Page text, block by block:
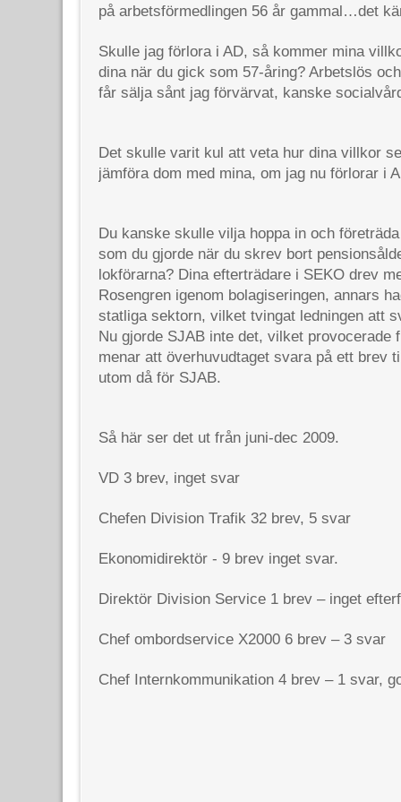
på arbetsförmedlingen 56 år gammal…det
Skulle jag förlora i AD, så kommer mina
dina när du gick som 57-åring? Arbetslös
får sälja sånt jag förvärvat, kanske
Det skulle varit kul att veta hur dina villkor
jämföra dom med mina, om jag nu förlorar i
Du kanske skulle vilja hoppa in och
som du gjorde när du skrev bort
lokförarna? Dina efterträdare i SEKO drev
Rosengren igenom bolagiseringen, annars
statliga sektorn, vilket tvingat ledningen att
Nu gjorde SJAB inte det, vilket provocerade
menar att överhuvudtaget svara på ett brev
utom då för SJAB.
Så här ser det ut från juni-dec 2009.
VD 3 brev, inget svar
Chefen Division Trafik 32 brev, 5 svar
Ekonomidirektör - 9 brev inget svar.
Direktör Division Service 1 brev – inget
Chef ombordservice X2000 6 brev – 3 svar
Chef Internkommunikation 4 brev – 1 svar,